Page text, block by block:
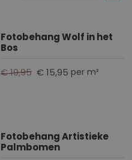
h
Fotobehang Wolf in het
Bos
€ 15,95 per m²
€ 19,95
Fotobehang Artistieke
Palmbomen